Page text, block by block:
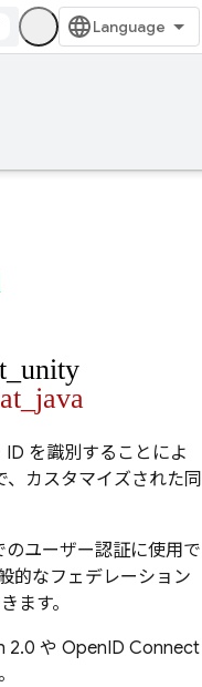
を識別することによ
、カスタマイズされた同
ユーザー認証に使用で
的なフェデレーション
ます。
2.0 や OpenID Connect